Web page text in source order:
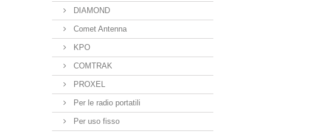
DIAMOND
Comet Antenna
KPO
COMTRAK
PROXEL
Per le radio portatili
Per uso fisso